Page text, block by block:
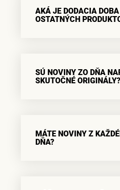
AKÁ JE DODACIA
OSTATNÝCH
SÚ NOVINY ZO DŇA
SKUTOČNÉ ORIGINÁLY?
MÁTE NOVINY Z
DŇA?